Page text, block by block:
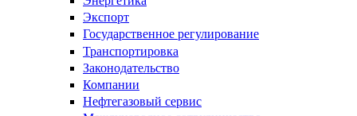
Экспорт
Государственное регулирование
Транспортировка
Законодательство
Компании
Нефтегазовый сервис